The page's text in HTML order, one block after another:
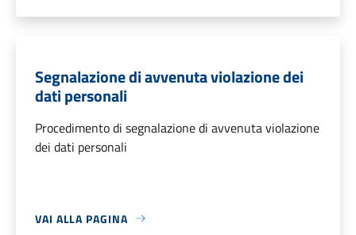
Segnalazione di avvenuta violazione dei
dati personali
Procedimento di segnalazione di avvenuta violazione
dei dati personali
VAI ALLA PAGINA